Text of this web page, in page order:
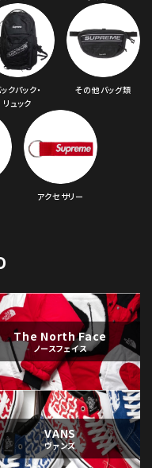
クパック・
リュック
その他バッグ類
アクセサリー
The North Face
ノースフェイス
VANS
ヴァンズ